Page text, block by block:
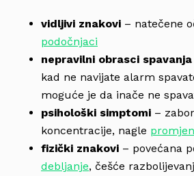
vidljivi znakovi – natečene
podočnjaci
nepravilni obrasci spavanja
kad ne navijate alarm
moguće je da inače ne
psihološki simptomi –
koncentracije, nagle
fizički znakovi – povećana
debljanje, češće